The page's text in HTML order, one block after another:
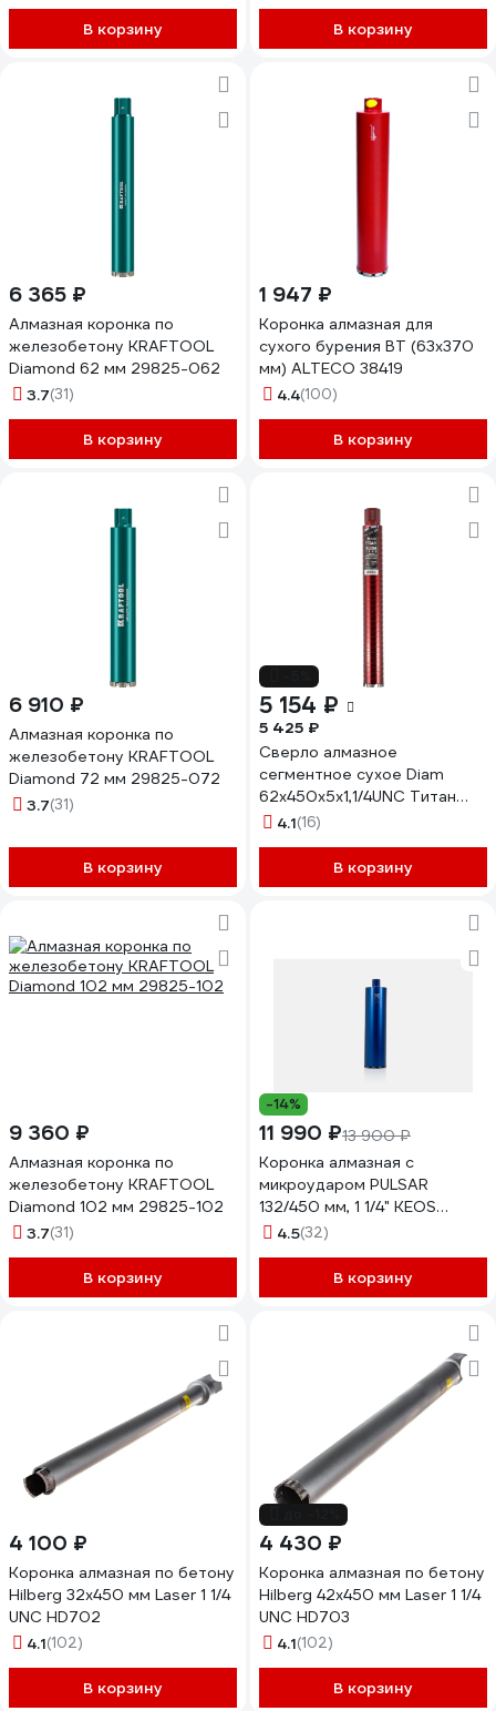
В корзину
В корзину
6 365 ₽
Алмазная коронка по
железобетону KRAFTOOL
Diamond 62 мм 29825-062
3.7(31)
В корзину
1 947 ₽
Коронка алмазная для
сухого бурения BT (63х370
мм) ALTECO 38419
4.4(100)
В корзину
6 910 ₽
Алмазная коронка по
железобетону KRAFTOOL
Diamond 72 мм 29825-072
3.7(31)
В корзину
5 154 ₽
5 425 ₽
Сверло алмазное
сегментное сухое Diam
62x450х5x1,1/4UNC Титан
ХИТ серия Экстра (арм.
4.1(16)
В корзину
9 360 ₽
Алмазная коронка по
железобетону KRAFTOOL
Diamond 102 мм 29825-102
3.7(31)
В корзину
-14%
11 990 ₽13 900 ₽
Коронка алмазная с
микроударом PULSAR
132/450 мм, 1 1/4" KEOS
DCL132.450
4.5(32)
В корзину
4 100 ₽
Коронка алмазная по бетону
Hilberg 32x450 мм Laser 1 1/4
UNC HD702
4.1(102)
В корзину
4 430 ₽
Коронка алмазная по бетону
Hilberg 42x450 мм Laser 1 1/4
UNC HD703
4.1(102)
В корзину